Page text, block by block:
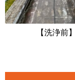
【洗浄前】